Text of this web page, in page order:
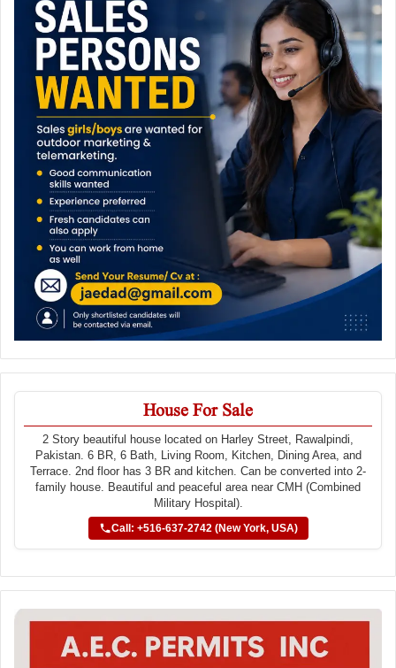
House For Sale
2 Story beautiful house located on Harley Street, Rawalpindi,
Pakistan. 6 BR, 6 Bath, Living Room, Kitchen, Dining Area, and
Terrace. 2nd floor has 3 BR and kitchen. Can be converted into 2-
family house. Beautiful and peaceful area near CMH (Combined
Military Hospital).
Call: +516-637-2742 (New York, USA)